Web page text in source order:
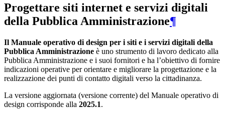
Progettare siti internet e servizi digitali
della Pubblica Amministrazione¶
Il Manuale operativo di design per i siti e i servizi digitali della
Pubblica Amministrazione è uno strumento di lavoro dedicato alla
Pubblica Amministrazione e i suoi fornitori e ha l’obiettivo di fornire
indicazioni operative per orientare e migliorare la progettazione e la
realizzazione dei punti di contatto digitali verso la cittadinanza.
La versione aggiornata (versione corrente) del Manuale operativo di
design corrisponde alla 2025.1.